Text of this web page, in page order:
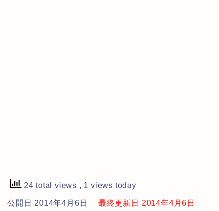
24 total views , 1 views today
公開日 2014年4月6日
最終更新日 2014年4月6日